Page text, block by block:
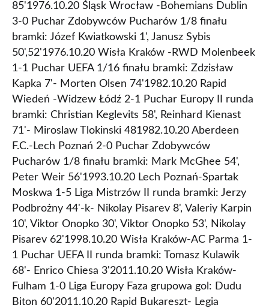
85'1976.10.20 Śląsk Wrocław -Bohemians Dublin
3-0 Puchar Zdobywców Pucharów 1/8 finału
bramki: Józef Kwiatkowski 1', Janusz Sybis
50',52'1976.10.20 Wisła Kraków -RWD Molenbeek
1-1 Puchar UEFA 1/16 finału bramki: Zdzisław
Kapka 7'- Morten Olsen 74'1982.10.20 Rapid
Wiedeń -Widzew Łódź 2-1 Puchar Europy II runda
bramki: Christian Keglevits 58', Reinhard Kienast
71'- Miroslaw Tlokinski 481982.10.20 Aberdeen
F.C.-Lech Poznań 2-0 Puchar Zdobywców
Pucharów 1/8 finału bramki: Mark McGhee 54',
Peter Weir 56'1993.10.20 Lech Poznań-Spartak
Moskwa 1-5 Liga Mistrzów II runda bramki: Jerzy
Podbrożny 44'-k- Nikolay Pisarev 8', Valeriy Karpin
10', Viktor Onopko 30', Viktor Onopko 53', Nikolay
Pisarev 62'1998.10.20 Wisła Kraków-AC Parma 1-
1 Puchar UEFA II runda bramki: Tomasz Kulawik
68'- Enrico Chiesa 3'2011.10.20 Wisła Kraków-
Fulham 1-0 Liga Europy Faza grupowa gol: Dudu
Biton 60'2011.10.20 Rapid Bukareszt- Legia